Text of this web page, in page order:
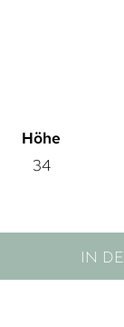
Höhe
34
IN